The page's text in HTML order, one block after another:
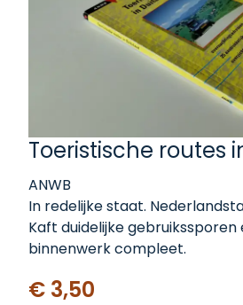
Toeristische routes
ANWB
In redelijke staat.
Kaft duidelijke gebruikssporen
binnenwerk compleet.
€ 3,50